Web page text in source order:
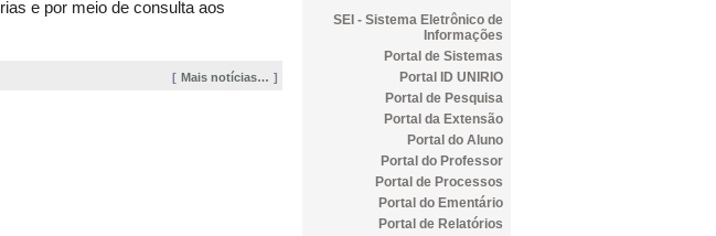
e por meio de consulta aos
Mais notícias…
SEI - Sistema Eletrônico de
Informações
Portal de Sistemas
Portal ID UNIRIO
Portal de Pesquisa
Portal da Extensão
Portal do Aluno
Portal do Professor
Portal de Processos
Portal do Ementário
Portal de Relatórios